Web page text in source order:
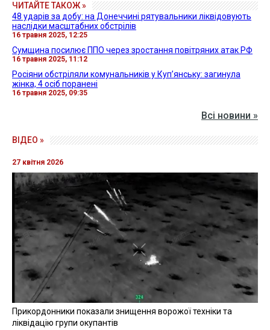
ЧИТАЙТЕ ТАКОЖ »
48 ударів за добу: на Донеччині рятувальники ліквідовують
наслідки масштабних обстрілів
16 травня 2025, 12:25
Сумщина посилює ППО через зростання повітряних атак РФ
16 травня 2025, 11:12
Росіяни обстріляли комунальників у Куп’янську: загинула
жінка, 4 осіб поранені
16 травня 2025, 09:35
Всі новини »
ВІДЕО »
27 квітня 2026
Прикордонники показали знищення ворожої техніки та
ліквідацію групи окупантів